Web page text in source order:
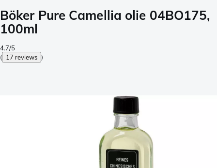
Böker Pure Camellia olie 04BO175,
100ml
4.7/5
( 17 reviews )